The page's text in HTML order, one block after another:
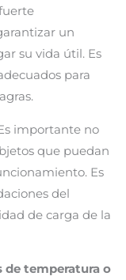
un
su vida útil. Es
para
importante no
que puedan
Es
del
de carga de la
de temperatura o